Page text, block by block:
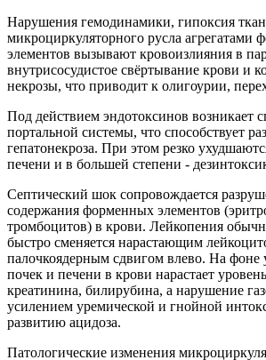
Нарушения гемодинамики, гипоксия
микроциркуляторного русла агрегатами
элементов вызывают кровоизлияния в
внутрисосудистое свёртывание крови и
некрозы, что приводит к олигоурии,
Под действием эндотоксинов возникает
портальной системы, что способствует
гепатонекроза. При этом резко
печени и в большей степени -
Септический шок сопровождается
содержания форменных элементов
тромбоцитов) в крови. Лейкопения
быстро сменяется нарастающим
палочкоядерным сдвигом влево. На
почек и печени в крови нарастает
креатинина, билирубина, а нарушение
усилением уремической и гнойной
развитию ацидоза.
Патологические изменения